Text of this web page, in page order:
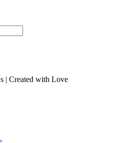
| Created with Love